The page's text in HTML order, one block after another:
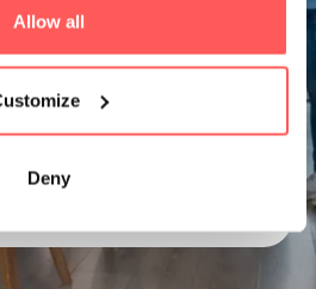
Allow all
Deny
simpelweg meer wilt weten over